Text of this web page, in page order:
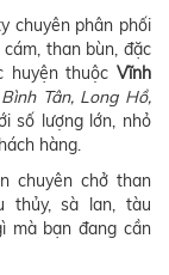
chuyên phân phối
than bùn, đặc
huyện thuộcVĩnh
Tân, Long Hồ,
số lượng lớn, nhỏ
hàng.
chuyên chở than
thủy, sà lan, tàu
mà bạn đang cần